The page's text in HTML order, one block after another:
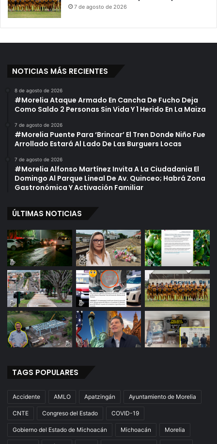
7 de agosto de 2026
NOTICIAS MÁS RECIENTES
8 de agosto de 2026
#Morelia Ataque Armado En Cancha De Fucho Deja
Como Saldo 2 Personas Sin Vida Y 1 Herido En La Maiza
7 de agosto de 2026
#Morelia Puente Para ‘Brincar’ El Tren Donde Niño Fue
Arrollado Estará Al Lado De Las Burguers Locas
7 de agosto de 2026
#Morelia Alfonso Martínez Invita A La Ciudadania El
Domingo Al Parque Lineal De Av. Quinceo; Habrá Zona
Gastronómica Y Activación Familiar
ÚLTIMAS NOTICIAS
TAGS POPULARES
Accidente AMLO Apatzingán Ayuntamiento de Morelia
CNTE Congreso del Estado COVID-19
Gobierno del Estado de Michoacán Michoacán Morelia